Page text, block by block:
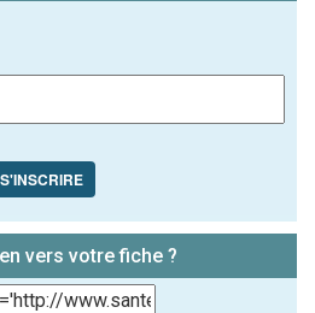
S'INSCRIRE
vers votre fiche ?